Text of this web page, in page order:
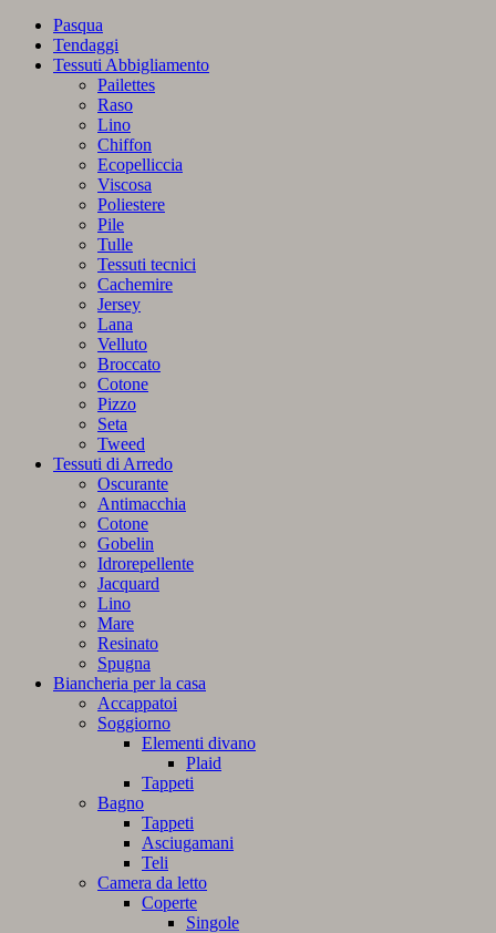
spugna
“Sharm”
quantità
Pasqua
Tendaggi
Tessuti Abbigliamento
Pailettes
Raso
Lino
Chiffon
Ecopelliccia
Viscosa
Poliestere
Pile
Tulle
Tessuti tecnici
Cachemire
Jersey
Lana
Velluto
Broccato
Cotone
Pizzo
Seta
Tweed
Tessuti di Arredo
Oscurante
Antimacchia
Cotone
Gobelin
Idrorepellente
Jacquard
Lino
Mare
Resinato
Spugna
Biancheria per la casa
Accappatoi
Soggiorno
Elementi divano
Plaid
Tappeti
Bagno
Tappeti
Asciugamani
Teli
Camera da letto
Coperte
Singole